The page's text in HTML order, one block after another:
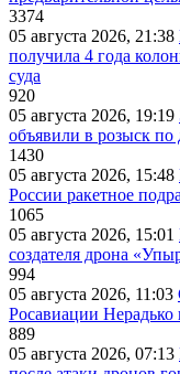
3374
05 августа 2026, 21:38
получила 4 года
суда
920
05 августа 2026, 19:19
объявили в розыск
1430
05 августа 2026, 15:48
России ракетное
1065
05 августа 2026, 15:01
создателя дрона
994
05 августа 2026, 11:03
Росавиации
889
05 августа 2026, 07:13